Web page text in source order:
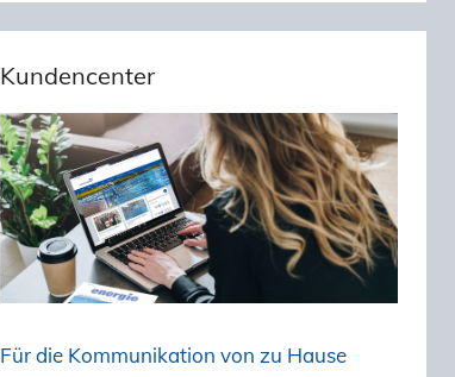
Kundencenter
Für die Kommunikation von zu Hause